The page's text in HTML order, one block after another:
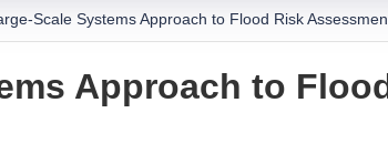
Scale Systems Approach to Flood Risk
Approach to